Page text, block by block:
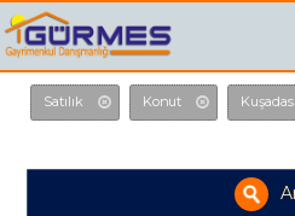
Satılık Konut Kuşadası